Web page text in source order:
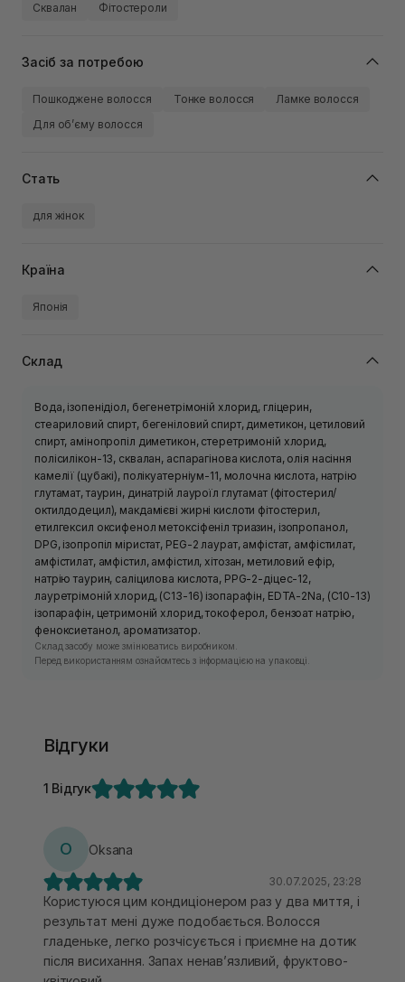
Сквалан
Фітостероли
Засіб за потребою
Пошкоджене волосся Тонке волосся
Ламке волосся
Для обʼєму волосся
Стать
для жінок
Країна
Японія
Склад
Вода, ізопенідіол, бегенетрімоній хлорид, гліцерин,
стеариловий спирт, бегеніловий спирт, диметикон, цетиловий
спирт, амінопропіл диметикон, стеретримоній хлорид,
полісилікон-13, сквалан, аспарагінова кислота, олія насіння
камелії (цубакі), полікуатерніум-11, молочна кислота, натрію
глутамат, таурин, динатрій лауроїл глутамат (фітостерил/
октилдодецил), макдамієві жирні кислоти фітостерил,
етилгексил оксифенол метоксіфеніл триазин, ізопропанол,
DPG, ізопропіл міристат, PEG-2 лаурат, амфістат, амфістилат,
амфістилат, амфістил, амфістил, хітозан, метиловий ефір,
натрію таурин, саліцилова кислота, PPG-2-діцес-12,
лауретрімоній хлорид, (C13-16) ізопарафін, EDTA-2Na, (C10-13)
ізопарафін, цетримоній хлорид, токоферол, бензоат натрію,
феноксиетанол, ароматизатор.
Склад засобу може змінюватись виробником.
Перед використанням ознайомтесь з інформацією на упаковці.
Відгуки
1 Відгук
O Oksana
30.07.2025, 23:28
Користуюся цим кондиціонером раз у два миття, і
результат мені дуже подобається. Волосся
гладеньке, легко розчісується і приємне на дотик
після висихання. Запах ненавʼязливий, фруктово-